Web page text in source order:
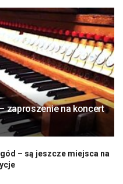
zaproszenie na koncert
– są jeszcze miejsca na